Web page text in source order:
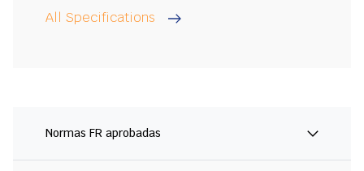
All Specifications
Normas FR aprobadas